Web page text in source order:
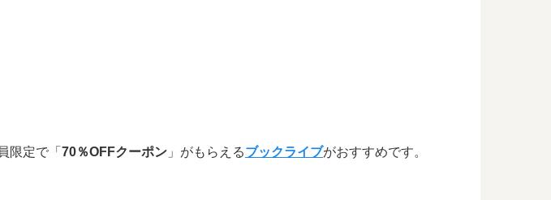
限定で「 70％OFFクーポン 」がもらえるブックライブがおすすめです。